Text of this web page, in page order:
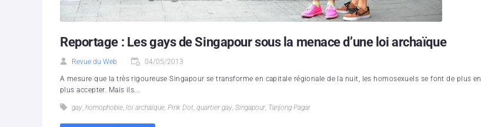
Reportage : Les gays de Singapour sous la menace d’une loi archaïque
Revue du Web 04/05/2013
A mesure que la très rigoureuse Singapour se transforme en capitale régionale de la nuit, les homosexuels se font de plus en
plus accepter. Mais ils...
gay, homophobie, loi archaïque, Pink Dot, quartier gay, Singapour, Tanjong Pagar